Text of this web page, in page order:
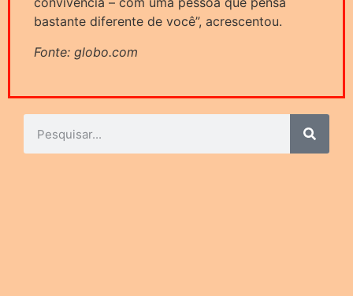
bastante diferente de você”, acrescentou.
Fonte: globo.com